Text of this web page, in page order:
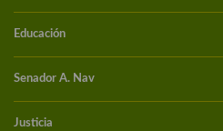
Educación
Senador A. Nav
Justicia